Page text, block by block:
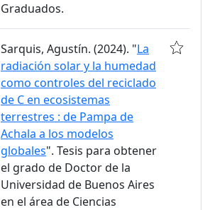
Graduados.
Sarquis, Agustín. (2024). "La
radiación solar y la humedad
como controles del reciclado
de C en ecosistemas
terrestres : de Pampa de
Achala a los modelos
globales". Tesis para obtener
el grado de Doctor de la
Universidad de Buenos Aires
en el área de Ciencias